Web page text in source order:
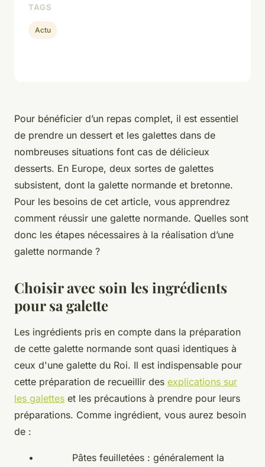
Pour bénéficier d’un repas complet, il est essentiel
de prendre un dessert et les galettes dans de
nombreuses situations font cas de délicieux
desserts. En Europe, deux sortes de galettes
subsistent, dont la galette normande et bretonne.
Pour les besoins de cet article, vous apprendrez
comment réussir une galette normande. Quelles sont
donc les étapes nécessaires à la réalisation d’une
galette normande ?
Choisir avec soin les ingrédients
pour sa galette
Les ingrédients pris en compte dans la préparation
de cette galette normande sont quasi identiques à
ceux d'une galette du Roi. Il est indispensable pour
cette préparation de recueillir des explications sur
les galettes et les précautions à prendre pour leurs
préparations. Comme ingrédient, vous aurez besoin
de :
• Pâtes feuilletées : généralement la
TAGS
Actu